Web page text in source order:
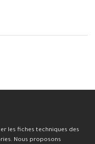
les fiches techniques des
Nous proposons